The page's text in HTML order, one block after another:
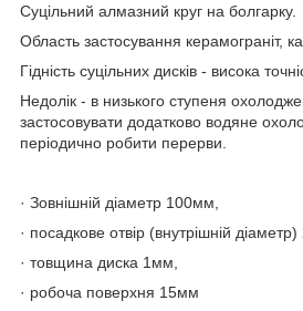
Суцільний алмазний круг на болгарку.
Область застосування керамограніт,
Гідність суцільних дисків - висока
Недолік - в низького ступеня
застосовувати додатково водяне
періодично робити перерви.
· Зовнішній діаметр 100мм,
· посадкове отвір (внутрішній
· товщина диска 1мм,
· робоча поверхня 15мм